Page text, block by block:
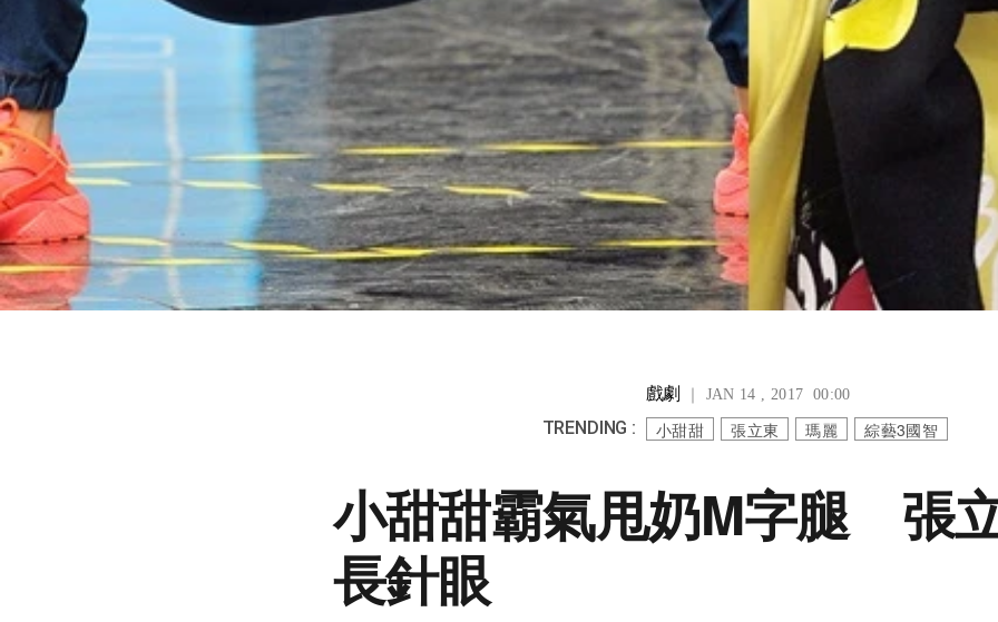
戲劇 ｜ JAN 14 , 2017 00:00
TRENDING : 小甜甜 張立東 瑪麗 綜藝3國智
小甜甜霸氣甩奶M字腿 張
長針眼